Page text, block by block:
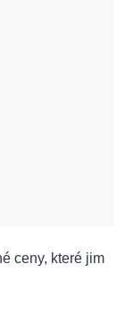
ceny, které jim